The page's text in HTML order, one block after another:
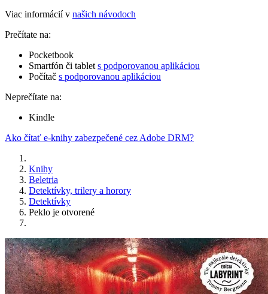
Viac informácií v našich návodoch
Prečítate na:
Pocketbook
Smartfón či tablet s podporovanou aplikáciou
Počítač s podporovanou aplikáciou
Neprečítate na:
Kindle
Ako čítať e-knihy zabezpečené cez Adobe DRM?
Knihy
Beletria
Detektívky, trilery a horory
Detektívky
Peklo je otvorené